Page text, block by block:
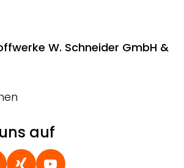
W. Schneider GmbH &
auf